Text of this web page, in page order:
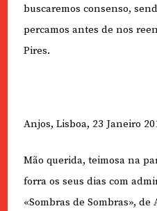
buscaremos consenso,
percamos antes de nos
Pires.
Anjos, Lisboa, 23 Janeiro
Mão querida, teimosa na
forra os seus dias com
«Sombras de Sombras»,